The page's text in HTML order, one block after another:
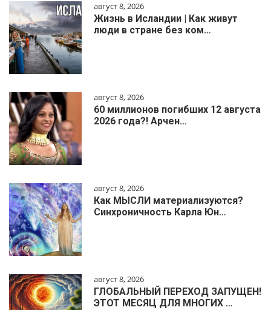
август 8, 2026
Жизнь в Исландии | Как живут
люди в стране без ком…
август 8, 2026
60 миллионов погибших 12 августа
2026 года?! Арчен…
август 8, 2026
Как МЫСЛИ материализуются?
Синхроничность Карла Юн…
август 8, 2026
ГЛОБАЛЬНЫЙ ПЕРЕХОД ЗАПУЩЕН!
ЭТОТ МЕСЯЦ ДЛЯ МНОГИХ …